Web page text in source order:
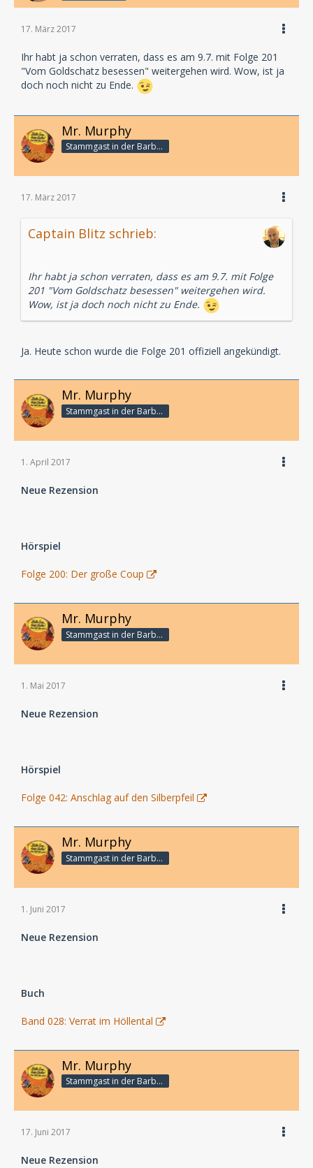
17. März 2017
Ihr habt ja schon verraten, dass es am 9.7. mit Folge 201
"Vom Goldschatz besessen" weitergehen wird. Wow, ist ja
doch noch nicht zu Ende.
Mr. Murphy
Stammgast in der Barbarabar
17. März 2017
Captain Blitz schrieb:
Ihr habt ja schon verraten, dass es am 9.7. mit Folge
201 "Vom Goldschatz besessen" weitergehen wird.
Wow, ist ja doch noch nicht zu Ende.
Ja. Heute schon wurde die Folge 201 offiziell angekündigt.
Mr. Murphy
Stammgast in der Barbarabar
1. April 2017
Neue Rezension
Hörspiel
Folge 200: Der große Coup
Mr. Murphy
Stammgast in der Barbarabar
1. Mai 2017
Neue Rezension
Hörspiel
Folge 042: Anschlag auf den Silberpfeil
Mr. Murphy
Stammgast in der Barbarabar
1. Juni 2017
Neue Rezension
Buch
Band 028: Verrat im Höllental
Mr. Murphy
Stammgast in der Barbarabar
17. Juni 2017
Neue Rezension